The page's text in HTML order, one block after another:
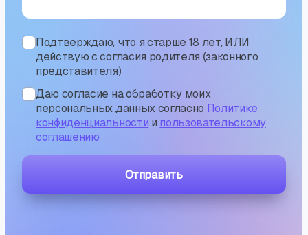
Подтверждаю, что я старше 18 лет, ИЛИ
действую с согласия родителя (законного
представителя)
Даю согласие на обработку моих
персональных данных согласно Политике
конфиденциальности и пользовательскому
соглашению
Отправить